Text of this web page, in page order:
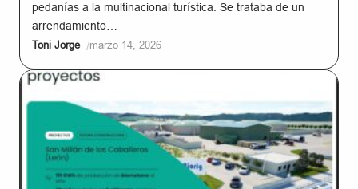
pedanías a la multinacional turística. Se trataba de un
arrendamiento…
Toni Jorge /marzo 14, 2026